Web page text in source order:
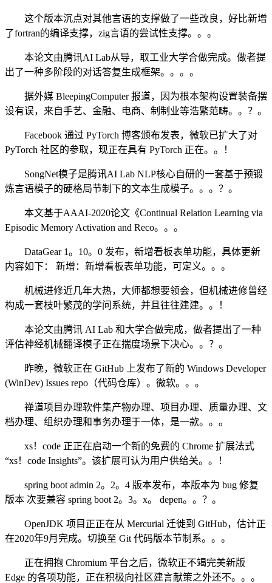
这个版本沉点对其他言语的支撑做了一些改良，好比新增
了fortran的编译支撑，zig言语的尝试性支撑。。。
本论文由腾讯AI Lab从导，取工业大学合做完成。做者提
出了一种多阶段的对话答复生成框架。。。。
据外媒 BleepingComputer 报道，因为根本架构设置装备摆
设有误，来自手艺、金融、电商、制制业等浩繁范畴。。？。
Facebook 通过 PyTorch 博客颁布发表，微软已扩大了对
PyTorch 社区的参取，现正在具有 PyTorch 正在。。！
SongNet模子是腾讯AI Lab NLP核心自研的一套基于预锻
炼言语模子的硬格局节制下的文本生成模子。。。？。
本文基于AAAI-2020论文《Continual Relation Learning via
Episodic Memory Activation and Reco。。。
DataGear 1。10。0 发布，新增看板表单功能，具体更新
内容如下： 新增：新增看板表单功能，可定义。。。
机械进修近几年大热，大师都想要领会，但机械进修曾经
构成一套枝叶繁茂的学问系统，并且往往建建。。！
本论文由腾讯 AI Lab 和大学合做完成，做者提出了一种
评估神经机械翻译模子正在揣度场景下决心。。？。
昨晚，微软正在 GitHub 上发布了新的 Windows Developer
(WinDev) Issues repo（代码仓库）。微软。。。
禅道项目办理软件集产物办理、项目办理、质量办理、文
档办理、组织办理和事务办理于一体，是一款。。。
xs！code 正正在启动一个新的免费的 Chrome 扩展法式
“xs！code Insights”。该扩展可认为用户供给关。。！
spring boot admin 2。2。4 版本发布，本版本为 bug 修复
版本 次要兼容 spring boot 2。3。x。 depen。。？。
OpenJDK 项目正正在从 Mercurial 迁徙到 GitHub，估计正
在2020年9月完成。切换至 Git 代码版本节制系。。。
正在拥抱 Chromium 平台之后，微软正不竭完美新版
Edge 的各项功能，正在积极向社区建言献策之外还不。。。